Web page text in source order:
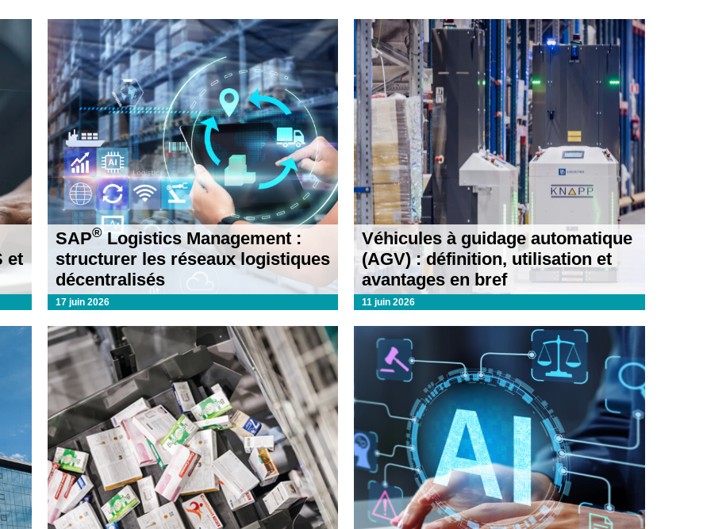
et
SAP®Logistics Management :
structurer les réseaux logistiques
décentralisés
17 juin 2026
Véhicules à guidage automatique
(AGV) : définition, utilisation et
avantages en bref
11 juin 2026